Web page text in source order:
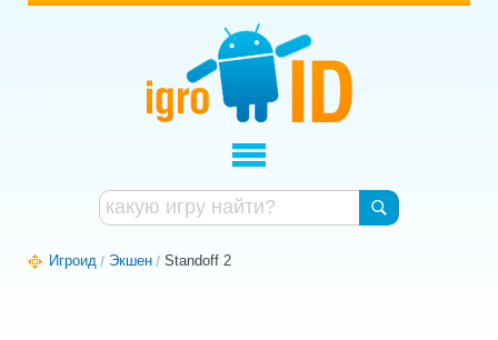
Игроид Экшен Standoff 2